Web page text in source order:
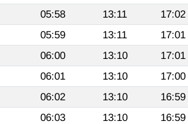
05:58 13:11 17:02
05:59 13:11 17:01
06:00 13:10 17:01
06:01 13:10 17:00
06:02 13:10 16:59
06:03 13:10 16:59